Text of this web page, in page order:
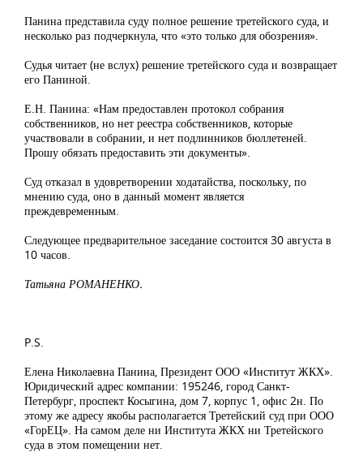
Панина представила суду полное решение третейского суда, и
несколько раз подчеркнула, что «это только для обозрения».
Судья читает (не вслух) решение третейского суда и возвращает
его Паниной.
Е.Н. Панина: «Нам предоставлен протокол собрания
собственников, но нет реестра собственников, которые
участвовали в собрании, и нет подлинников бюллетеней.
Прошу обязать предоставить эти документы».
Суд отказал в удовретворении ходатайства, поскольку, по
мнению суда, оно в данный момент является
преждевременным.
Следующее предварительное заседание состоится 30 августа в
10 часов.
Татьяна РОМАНЕНКО.
P.S.
Елена Николаевна Панина, Президент ООО «Институт ЖКХ».
Юридический адрес компании: 195246, город Санкт-
Петербург, проспект Косыгина, дом 7, корпус 1, офис 2н. По
этому же адресу якобы располагается Третейский суд при ООО
«ГорЕЦ». На самом деле ни Института ЖКХ ни Третейского
суда в этом помещении нет.